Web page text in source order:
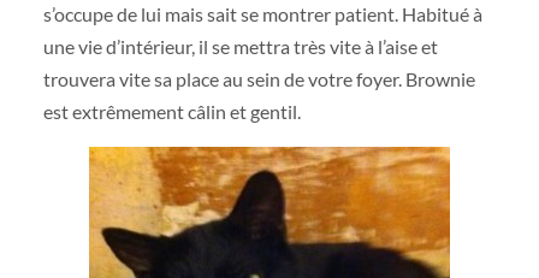
s’occupe de lui mais sait se montrer patient. Habitué à
une vie d’intérieur, il se mettra très vite à l’aise et
trouvera vite sa place au sein de votre foyer. Brownie
est extrêmement câlin et gentil.